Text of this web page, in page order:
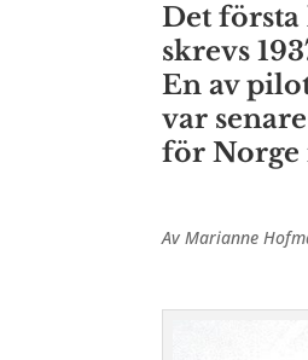
Det
skrevs
En av
var
för Norge
Av Marianne